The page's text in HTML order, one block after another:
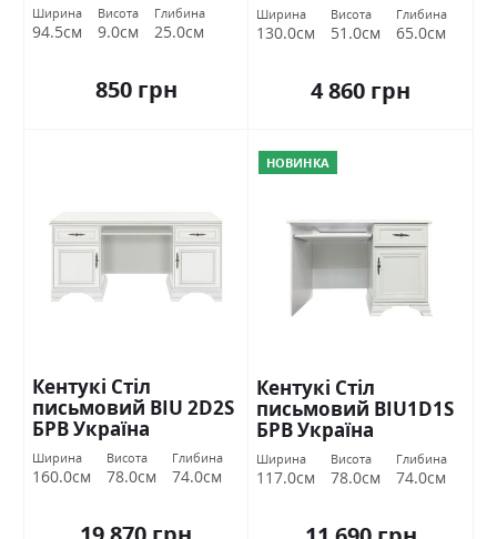
Ширина
94.5см
Висота
9.0см
Глибина
25.0см
850 грн
Ширина
130.0см
Висота
51.0см
Глибина
65.0см
4 860 грн
Кентукі Стіл
письмовий BIU 2D2S
БРВ Україна
Ширина
160.0см
Висота
78.0см
Глибина
74.0см
НОВИНКА
Кентукі Стіл
письмовий BIU1D1S
БРВ Україна
Ширина
117.0см
Висота
78.0см
Глибина
74.0см